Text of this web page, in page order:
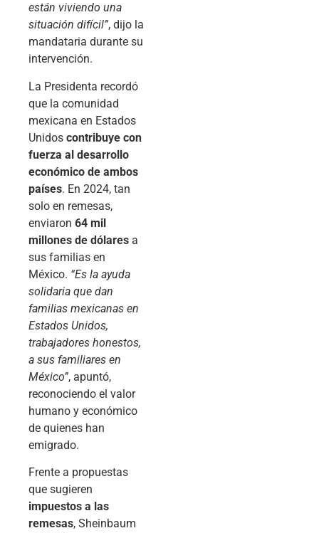
están viviendo una
situación difícil”, dijo la
mandataria durante su
intervención.
La Presidenta recordó
que la comunidad
mexicana en Estados
Unidos contribuye con
fuerza al desarrollo
económico de ambos
países. En 2024, tan
solo en remesas,
enviaron 64 mil
millones de dólares a
sus familias en
México. “Es la ayuda
solidaria que dan
familias mexicanas en
Estados Unidos,
trabajadores honestos,
a sus familiares en
México”, apuntó,
reconociendo el valor
humano y económico
de quienes han
emigrado.
Frente a propuestas
que sugieren
impuestos a las
remesas, Sheinbaum